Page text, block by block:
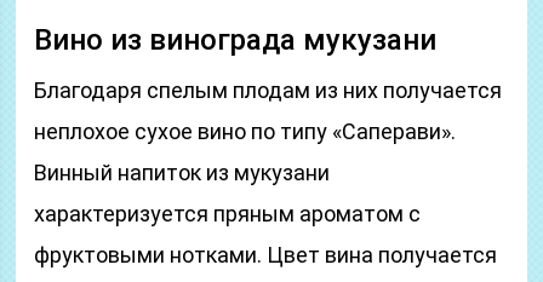
Вино из винограда мукузани
Благодаря спелым плодам из них получается
неплохое сухое вино по типу «Саперави».
Винный напиток из мукузани
характеризуется пряным ароматом с
фруктовыми нотками. Цвет вина получается